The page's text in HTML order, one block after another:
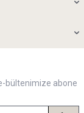
bültenimize abone